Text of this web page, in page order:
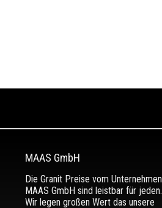
MAAS GmbH
Die Granit Preise vom Unternehmen
MAAS GmbH sind leistbar für jeden.
Wir legen großen Wert das unsere